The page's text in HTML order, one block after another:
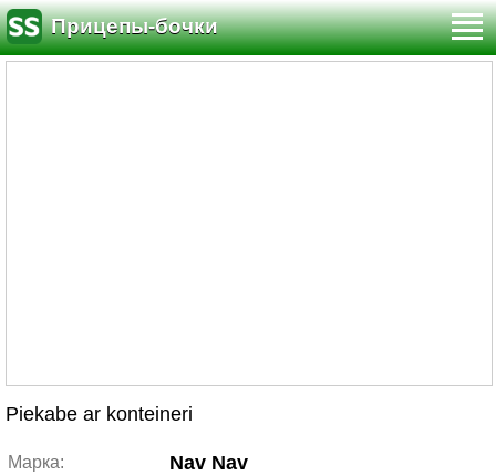
Прицепы-бочки
Piekabe ar konteineri
Марка: Nav Nav